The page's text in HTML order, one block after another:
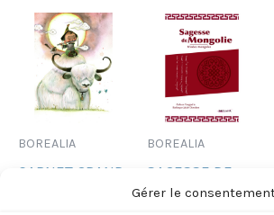
Gérer le
BOREALIA
CARNET GRAND
BOREALIA
SAGESSE DE
MONGOLIE